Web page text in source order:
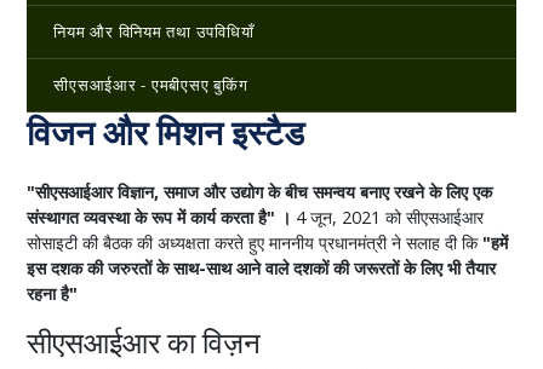
नियम और विनियम तथा उपविधियाँ
सीएसआईआर - एमबीएसए बुकिंग
विजन और मिशन इस्‍टैड
"सीएसआईआर विज्ञान, समाज और उद्योग के बीच समन्वय बनाए रखने के लिए एक
संस्थागत व्यवस्था के रूप में कार्य करता है" । 4 जून, 2021 को सीएसआईआर
सोसाइटी की बैठक की अध्यक्षता करते हुए माननीय प्रधानमंत्री ने सलाह दी कि "हमें
इस दशक की जरुरतों के साथ-साथ आने वाले दशकों की जरूरतों के लिए भी तैयार
रहना है"
सीएसआईआर का विज़न